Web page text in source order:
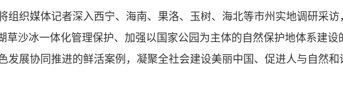
织媒体记者深入西宁、海南、果洛、玉树、海北等市州实地调研采访
草沙冰一体化管理保护、加强以国家公园为主体的自然保护地体系建设
发展协同推进的鲜活案例，凝聚全社会建设美丽中国、促进人与自然和